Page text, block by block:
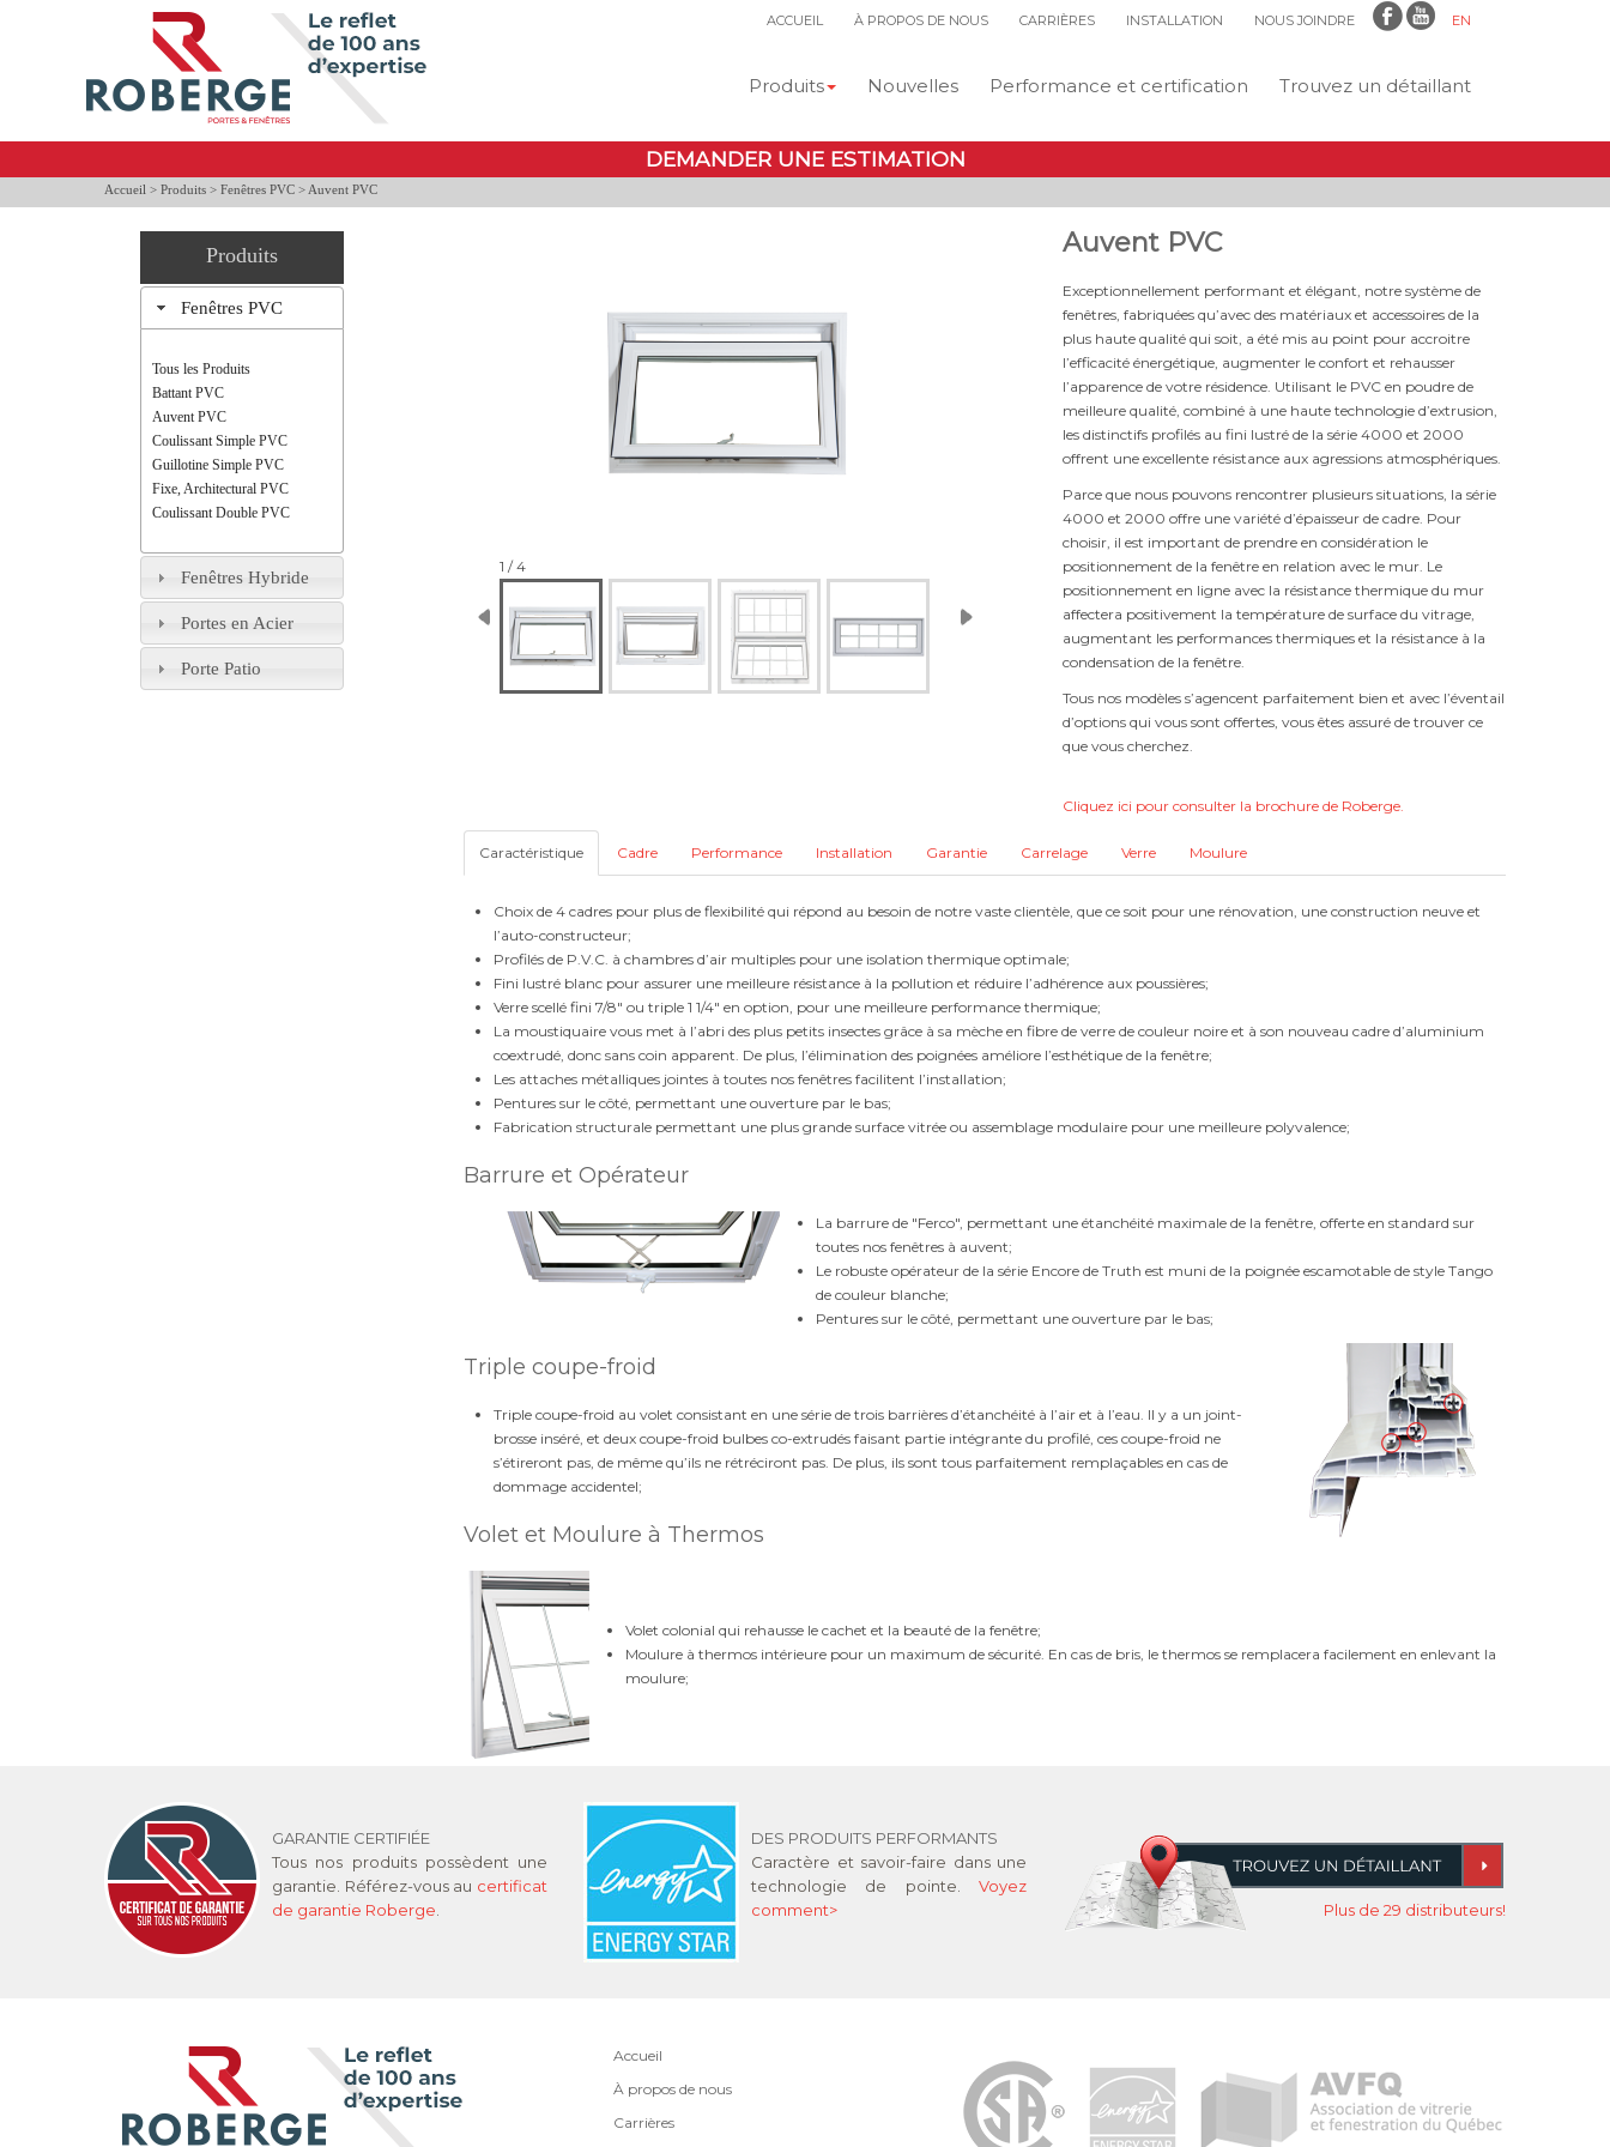
ACCUEIL À PROPOS DE NOUS CARRIÈRES INSTALLATION NOUS JOINDRE EN
Produits Nouvelles Performance et certification Trouvez un détaillant
DEMANDER UNE ESTIMATION
Accueil > Produits > Fenêtres PVC > Auvent PVC
Produits
Fenêtres PVC
Tous les Produits
Battant PVC
Auvent PVC
Coulissant Simple PVC
Guillotine Simple PVC
Fixe, Architectural PVC
Coulissant Double PVC
Fenêtres Hybride
Portes en Acier
Porte Patio
1 / 4
Auvent PVC
Exceptionnellement performant et élégant, notre système de
fenêtres, fabriquées qu’avec des matériaux et accessoires de la
plus haute qualité qui soit, a été mis au point pour accroitre
l’efficacité énergétique, augmenter le confort et rehausser
l’apparence de votre résidence. Utilisant le PVC en poudre de
meilleure qualité, combiné à une haute technologie d’extrusion,
les distinctifs profilés au fini lustré de la série 4000 et 2000
offrent une excellente résistance aux agressions atmosphériques.
Parce que nous pouvons rencontrer plusieurs situations, la série
4000 et 2000 offre une variété d’épaisseur de cadre. Pour
choisir, il est important de prendre en considération le
positionnement de la fenêtre en relation avec le mur. Le
positionnement en ligne avec la résistance thermique du mur
affectera positivement la température de surface du vitrage,
augmentant les performances thermiques et la résistance à la
condensation de la fenêtre.
Tous nos modèles s’agencent parfaitement bien et avec l’éventail
d’options qui vous sont offertes, vous êtes assuré de trouver ce
que vous cherchez.
Cliquez ici pour consulter la brochure de Roberge.
Caractéristique Cadre Performance Installation Garantie Carrelage Verre Moulure
Choix de 4 cadres pour plus de flexibilité qui répond au besoin de notre vaste clientèle, que ce soit pour une rénovation, une construction neuve et
l’auto-constructeur;
Profilés de P.V.C. à chambres d’air multiples pour une isolation thermique optimale;
Fini lustré blanc pour assurer une meilleure résistance à la pollution et réduire l’adhérence aux poussières;
Verre scellé fini 7/8" ou triple 1 1/4" en option, pour une meilleure performance thermique;
La moustiquaire vous met à l’abri des plus petits insectes grâce à sa mèche en fibre de verre de couleur noire et à son nouveau cadre d’aluminium
coextrudé, donc sans coin apparent. De plus, l’élimination des poignées améliore l’esthétique de la fenêtre;
Les attaches métalliques jointes à toutes nos fenêtres facilitent l’installation;
Pentures sur le côté, permettant une ouverture par le bas;
Fabrication structurale permettant une plus grande surface vitrée ou assemblage modulaire pour une meilleure polyvalence;
Barrure et Opérateur
La barrure de "Ferco", permettant une étanchéité maximale de la fenêtre, offerte en standard sur
toutes nos fenêtres à auvent;
Le robuste opérateur de la série Encore de Truth est muni de la poignée escamotable de style Tango
de couleur blanche;
Pentures sur le côté, permettant une ouverture par le bas;
Triple coupe-froid
Triple coupe-froid au volet consistant en une série de trois barrières d’étanchéité à l’air et à l’eau. Il y a un joint-
brosse inséré, et deux coupe-froid bulbes co-extrudés faisant partie intégrante du profilé, ces coupe-froid ne
s’étireront pas, de même qu’ils ne rétréciront pas. De plus, ils sont tous parfaitement remplaçables en cas de
dommage accidentel;
Volet et Moulure à Thermos
Volet colonial qui rehausse le cachet et la beauté de la fenêtre;
Moulure à thermos intérieure pour un maximum de sécurité. En cas de bris, le thermos se remplacera facilement en enlevant la
moulure;
GARANTIE CERTIFIÉE
Tous nos produits possèdent une
garantie. Référez-vous au certificat
de garantie Roberge
DES PRODUITS PERFORMANTS
Caractère et savoir-faire dans une
technologie de pointe. Voyez
comment>
Plus de 29 distributeurs!
Accueil
À propos de nous
Carrières